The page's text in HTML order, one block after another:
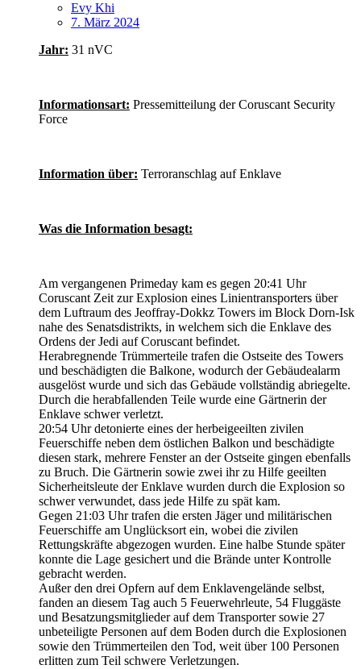
Evy Khi
7. März 2024
Jahr: 31 nVC
Informationsart: Pressemitteilung der Coruscant Security
Force
Information über: Terroranschlag auf Enklave
Was die Information besagt:
Am vergangenen Primeday kam es gegen 20:41 Uhr
Coruscant Zeit zur Explosion eines Linientransporters über
dem Luftraum des Jeoffray-Dokkz Towers im Block Dorn-Isk
nahe des Senatsdistrikts, in welchem sich die Enklave des
Ordens der Jedi auf Coruscant befindet.
Herabregnende Trümmerteile trafen die Ostseite des Towers
und beschädigten die Balkone, wodurch der Gebäudealarm
ausgelöst wurde und sich das Gebäude vollständig abriegelte.
Durch die herabfallenden Teile wurde eine Gärtnerin der
Enklave schwer verletzt.
20:54 Uhr detonierte eines der herbeigeeilten zivilen
Feuerschiffe neben dem östlichen Balkon und beschädigte
diesen stark, mehrere Fenster an der Ostseite gingen ebenfalls
zu Bruch. Die Gärtnerin sowie zwei ihr zu Hilfe geeilten
Sicherheitsleute der Enklave wurden durch die Explosion so
schwer verwundet, dass jede Hilfe zu spät kam.
Gegen 21:03 Uhr trafen die ersten Jäger und militärischen
Feuerschiffe am Unglücksort ein, wobei die zivilen
Rettungskräfte abgezogen wurden. Eine halbe Stunde später
konnte die Lage gesichert und die Brände unter Kontrolle
gebracht werden.
Außer den drei Opfern auf dem Enklavengelände selbst,
fanden an diesem Tag auch 5 Feuerwehrleute, 54 Fluggäste
und Besatzungsmitglieder auf dem Transporter sowie 27
unbeteiligte Personen auf dem Boden durch die Explosionen
sowie den Trümmerteilen den Tod, weit über 100 Personen
erlitten zum Teil schwere Verletzungen.